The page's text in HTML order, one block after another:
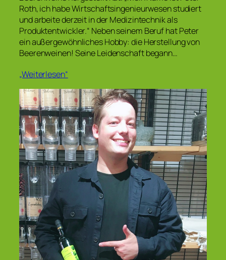
Roth, ich habe Wirtschaftsingenieurwesen studiert
und arbeite derzeit in der Medizintechnik als
Produktentwickler.“ Neben seinem Beruf hat Peter
ein außergewöhnliches Hobby: die Herstellung von
Beerenweinen! Seine Leidenschaft begann…
„Weiterlesen“